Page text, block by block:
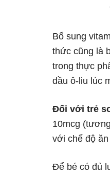
Bổ sung
thức cũng là
trong thực
dầu ô-liu lúc
Đối với trẻ
10mcg
với chế độ
Để bé có đủ